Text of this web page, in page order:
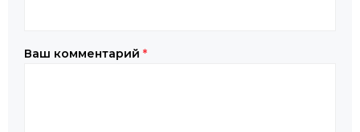
Ваш комментарий *